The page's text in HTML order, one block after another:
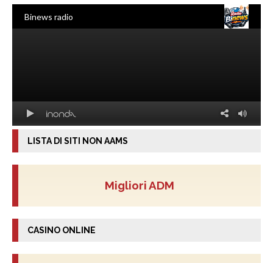
LISTA DI SITI NON AAMS
Migliori ADM
CASINO ONLINE